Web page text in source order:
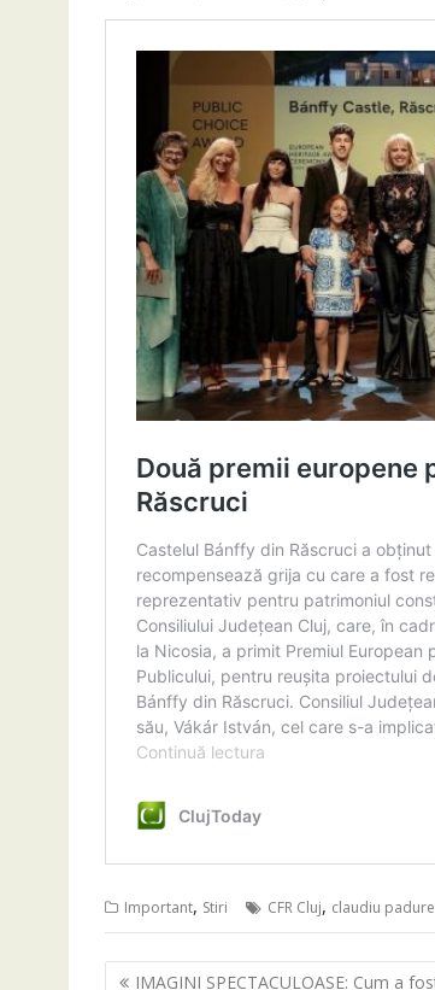
Important, Stiri CFR Cluj, claudiu
Navigare
IMAGINI SPECTACULOASE: Cum a